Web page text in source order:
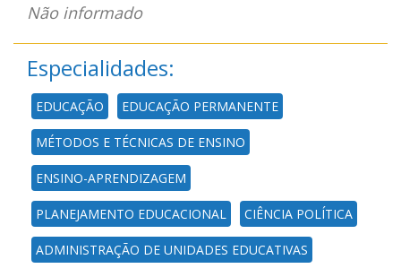
Não informado
Especialidades:
EDUCAÇÃO EDUCAÇÃO PERMANENTE
MÉTODOS E TÉCNICAS DE ENSINO
ENSINO-APRENDIZAGEM
PLANEJAMENTO EDUCACIONAL CIÊNCIA POLÍTICA
ADMINISTRAÇÃO DE UNIDADES EDUCATIVAS